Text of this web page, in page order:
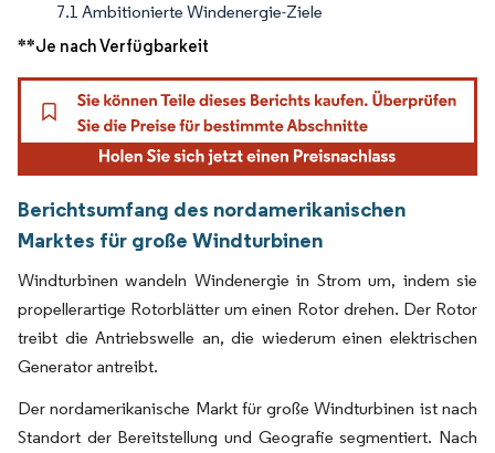
7.1 Ambitionierte Windenergie-Ziele
**Je nach Verfügbarkeit
Berichtsumfang des nordamerikanischen
Marktes für große Windturbinen
Windturbinen wandeln Windenergie in Strom um, indem sie
propellerartige Rotorblätter um einen Rotor drehen. Der Rotor
treibt die Antriebswelle an, die wiederum einen elektrischen
Generator antreibt.
Der nordamerikanische Markt für große Windturbinen ist nach
Standort der Bereitstellung und Geografie segmentiert. Nach